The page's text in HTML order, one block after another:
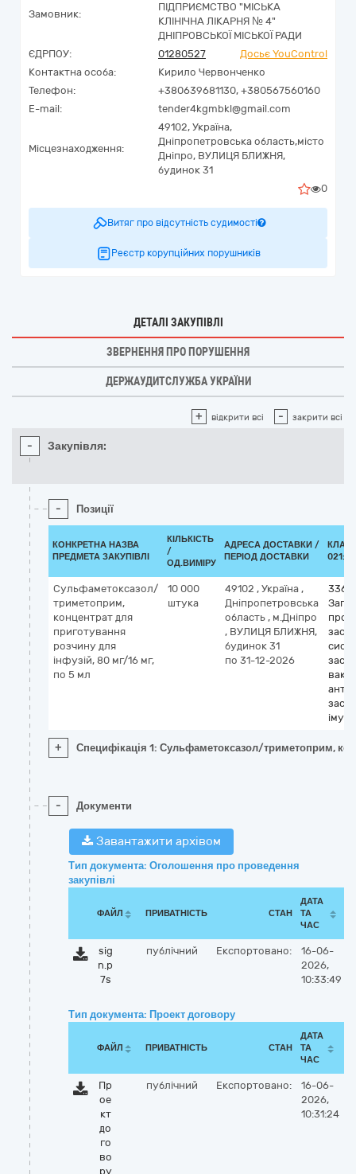
Замовник:
ПІДПРИЄМСТВО "МІСЬКА
КЛІНІЧНА ЛІКАРНЯ № 4"
ДНІПРОВСЬКОЇ МІСЬКОЇ РАДИ
ЄДРПОУ:
01280527
Досьє YouControl
Контактна особа:
Кирило Червонченко
Телефон:
+380639681130, +380567560160
E-mail:
tender4kgmbkl@gmail.com
Місцезнаходження:
49102, Україна,
Дніпропетровська область,місто
Дніпро, ВУЛИЦЯ БЛИЖНЯ,
будинок 31
0
Витяг про відсутність судимості
Реєстр корупційних порушників
ДЕТАЛІ ЗАКУПІВЛІ
ЗВЕРНЕННЯ ПРО ПОРУШЕННЯ
ДЕРЖАУДИТСЛУЖБА УКРАЇНИ
+ відкрити всі - закрити всі
- Закупівля:
- Позиції
КОНКРЕТНА НАЗВА
ПРЕДМЕТА ЗАКУПІВЛІ
КІЛЬКІСТЬ
/
ОД.ВИМІРУ
АДРЕСА ДОСТАВКИ /
ПЕРІОД ДОСТАВКИ
Сульфаметоксазол/
триметоприм,
концентрат для
приготування
розчину для
інфузій, 80 мг/16 мг,
по 5 мл
10 000
штука
49102 , Україна ,
Дніпропетровська
область , м.Дніпро
, ВУЛИЦЯ БЛИЖНЯ,
будинок 31
по 31-12-2026
+ Специфікація 1: Сульфаметоксазол/триметоприм,
- Документи
Завантажити архівом
Тип документа: Оголошення про проведення
закупівлі
ФАЙЛ ПРИВАТНІСТЬ СТАН
ДАТА
ТА
ЧАС
sig
n.p
7s
публічний Експортовано:
16-06-
2026,
10:33:49
Тип документа: Проект договору
ФАЙЛ ПРИВАТНІСТЬ СТАН
ДАТА
ТА
ЧАС
Пр
ое
кт
до
го
во
ру
публічний Експортовано:
16-06-
2026,
10:31:24